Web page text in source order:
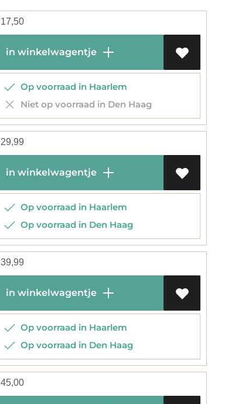
17,50
in winkelwagentje
Op voorraad in Haarlem
Niet op voorraad in Den Haag
29,99
in winkelwagentje
Op voorraad in Haarlem
Op voorraad in Den Haag
39,99
in winkelwagentje
Op voorraad in Haarlem
Op voorraad in Den Haag
45,00